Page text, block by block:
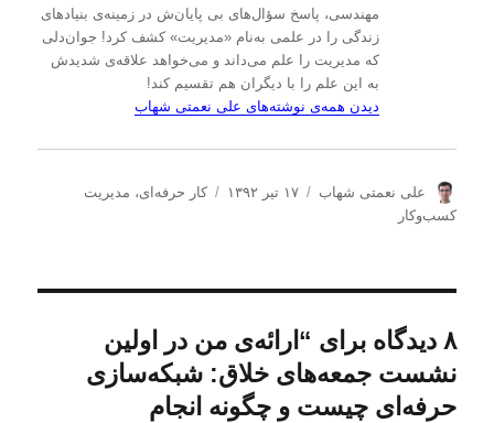
مهندسی، پاسخ سؤال‌های بی پایان‌ش در زمینه‌ی بنیادهای
زندگی را در علمی به‌نام «مدیریت» کشف کرد! جوان‌دلی
که مدیریت را علم می‌داند و می‌خواهد علاقه‌ی شدیدش
به این علم را با دیگران هم تقسیم کند!
دیدن همه‌ی نوشته‌های علی نعمتی شهاب
ن
و
علی نعمتی شهاب
ا
د
ه
د
۱۷ تیر ۱۳۹۲
دکار حرفه‌ای، مدیریت
كسب‌و‌كار
۸ دیدگاه برای “ارائه‌ی من در اولین
نشست جمعه‌های خلاق: شبکه‌سازی
حرفه‌ای چیست و چگونه انجام